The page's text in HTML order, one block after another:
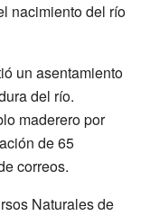
nacimiento del río
un asentamiento
del río.
maderero por
de 65
correos.
Naturales de